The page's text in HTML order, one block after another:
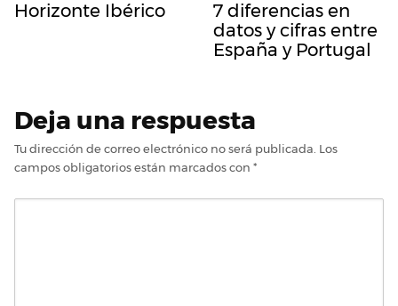
Horizonte Ibérico
7 diferencias en
datos y cifras entre
España y Portugal
Deja una respuesta
Tu dirección de correo electrónico no será publicada. Los
campos obligatorios están marcados con *